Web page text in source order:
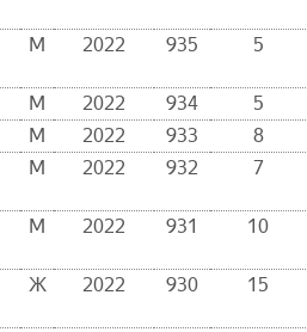
М 2022 935 5
М 2022 934
5
М 2022 933
8
М 2022 932 7
М 2022 931 10
Ж 2022 930 15